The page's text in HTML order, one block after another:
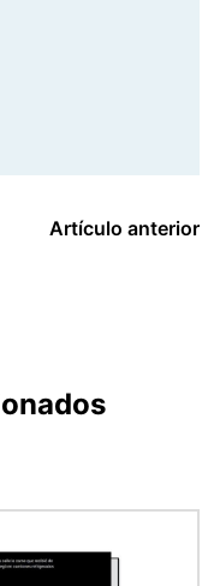
Artículo anterior